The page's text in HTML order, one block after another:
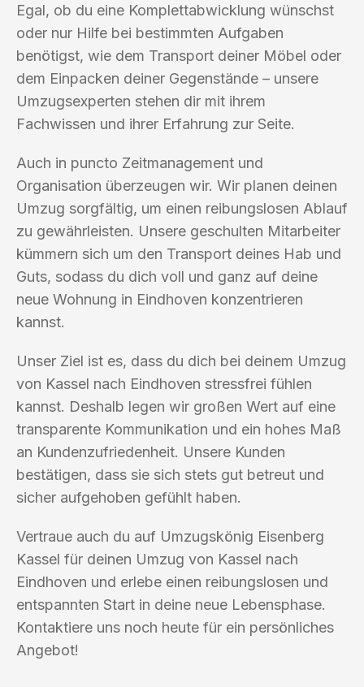
Egal, ob du eine Komplettabwicklung wünschst
oder nur Hilfe bei bestimmten Aufgaben
benötigst, wie dem Transport deiner Möbel oder
dem Einpacken deiner Gegenstände – unsere
Umzugsexperten stehen dir mit ihrem
Fachwissen und ihrer Erfahrung zur Seite.
Auch in puncto Zeitmanagement und
Organisation überzeugen wir. Wir planen deinen
Umzug sorgfältig, um einen reibungslosen Ablauf
zu gewährleisten. Unsere geschulten Mitarbeiter
kümmern sich um den Transport deines Hab und
Guts, sodass du dich voll und ganz auf deine
neue Wohnung in Eindhoven konzentrieren
kannst.
Unser Ziel ist es, dass du dich bei deinem Umzug
von Kassel nach Eindhoven stressfrei fühlen
kannst. Deshalb legen wir großen Wert auf eine
transparente Kommunikation und ein hohes Maß
an Kundenzufriedenheit. Unsere Kunden
bestätigen, dass sie sich stets gut betreut und
sicher aufgehoben gefühlt haben.
Vertraue auch du auf Umzugskönig Eisenberg
Kassel für deinen Umzug von Kassel nach
Eindhoven und erlebe einen reibungslosen und
entspannten Start in deine neue Lebensphase.
Kontaktiere uns noch heute für ein persönliches
Angebot!